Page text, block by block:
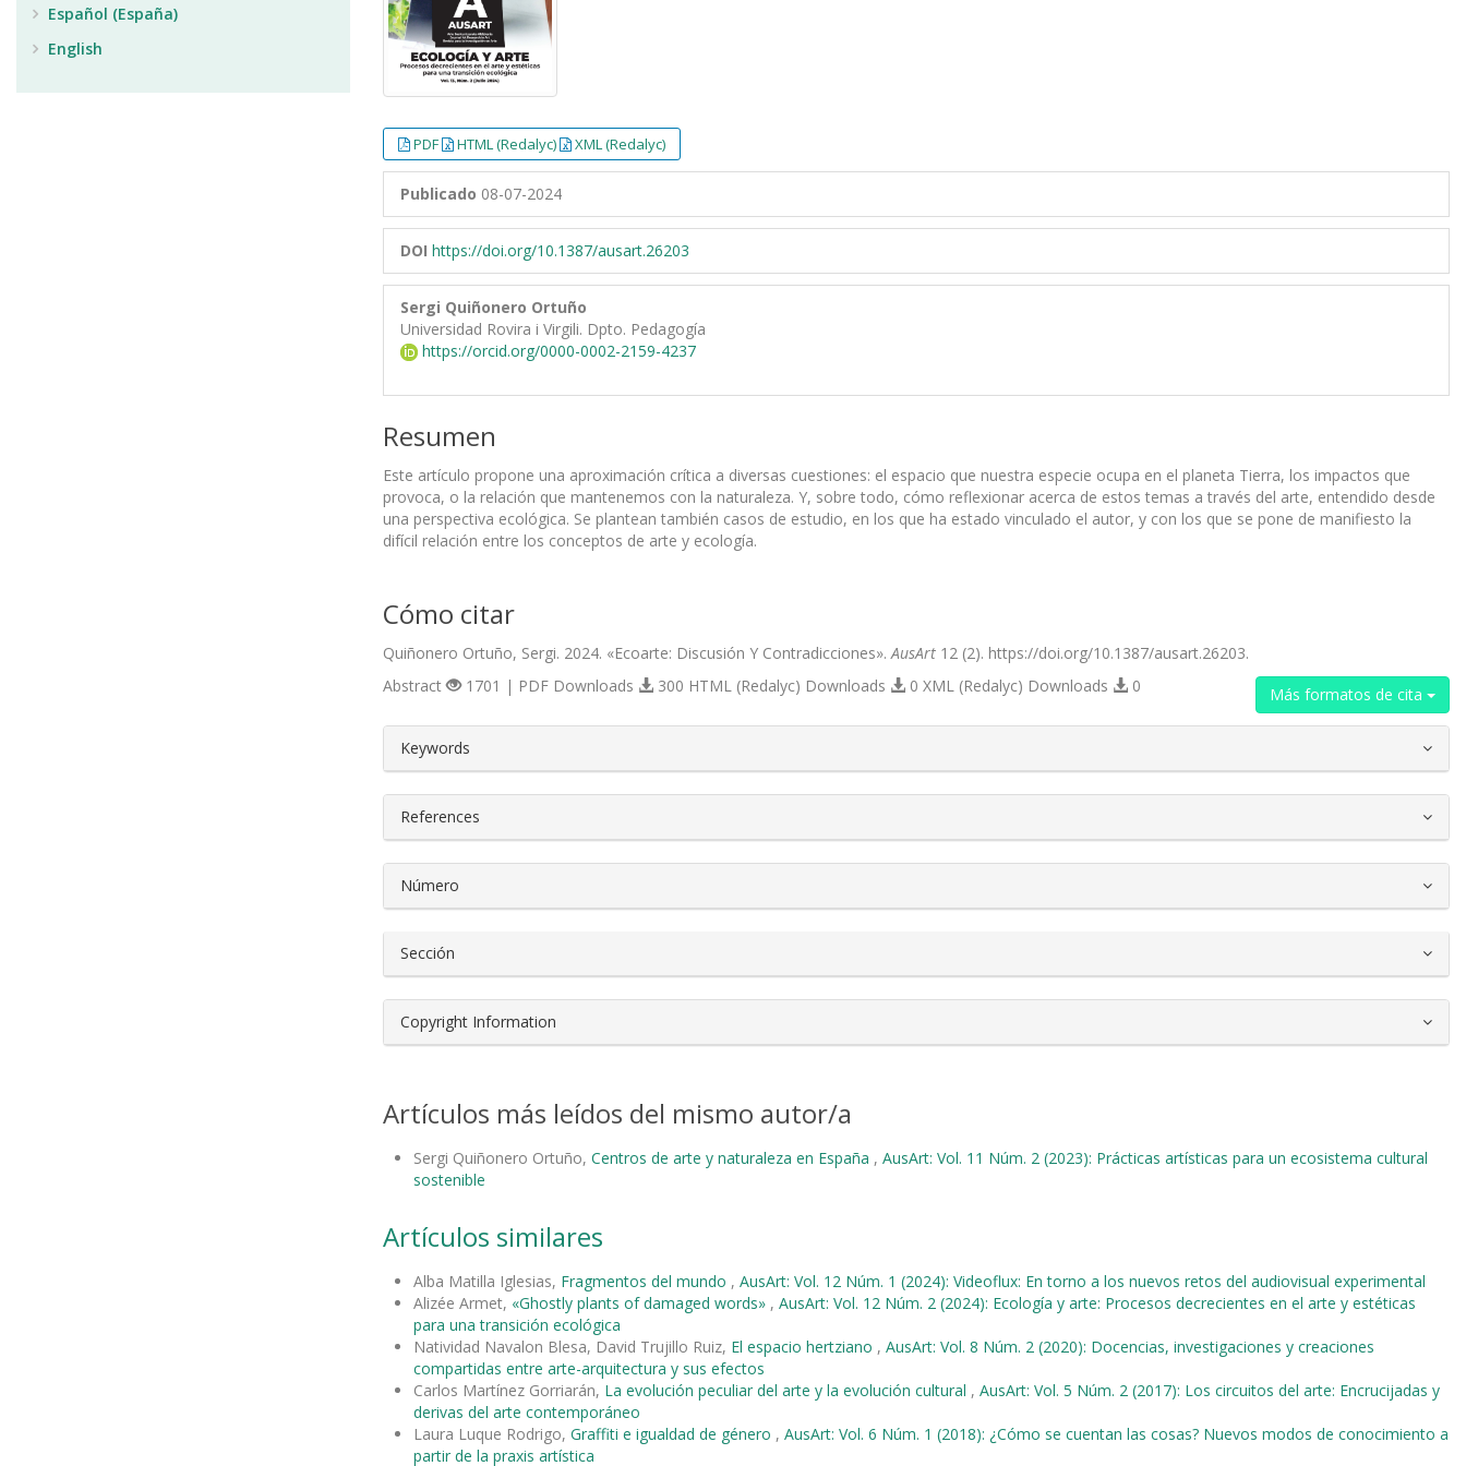
PDF HTML (Redalyc) XML (Redalyc)
Publicado 08-07-2024
DOI https://doi.org/10.1387/ausart.26203
Sergi Quiñonero Ortuño
Universidad Rovira i Virgili. Dpto. Pedagogía
https://orcid.org/0000-0002-2159-4237
Resumen
Este artículo propone una aproximación crítica a diversas cuestiones: el espacio que nuestra especie ocupa en el planeta Tierra, los impactos que
provoca, o la relación que mantenemos con la naturaleza. Y, sobre todo, cómo reflexionar acerca de estos temas a través del arte, entendido desde
una perspectiva ecológica. Se plantean también casos de estudio, en los que ha estado vinculado el autor, y con los que se pone de manifiesto la
difícil relación entre los conceptos de arte y ecología.
Cómo citar
Quiñonero Ortuño, Sergi. 2024. «Ecoarte: Discusión Y Contradicciones».AusArt 12 (2). https://doi.org/10.1387/ausart.26203.
Más formatos de cita
Abstract 1701 | PDF Downloads 300 HTML (Redalyc) Downloads 0 XML (Redalyc) Downloads 0
##plugins.themes.bootstrap3.article.details##
Keywords
References
Número
Sección
Copyright Information
Artículos más leídos del mismo autor/a
Sergi Quiñonero Ortuño, Centros de arte y naturaleza en España , AusArt: Vol. 11 Núm. 2 (2023): Prácticas artísticas para un ecosistema cultural
sostenible
Artículos similares
Alba Matilla Iglesias, Fragmentos del mundo , AusArt: Vol. 12 Núm. 1 (2024): Videoflux: En torno a los nuevos retos del audiovisual experimental
Alizée Armet, «Ghostly plants of damaged words» , AusArt: Vol. 12 Núm. 2 (2024): Ecología y arte: Procesos decrecientes en el arte y estéticas
para una transición ecológica
Natividad Navalon Blesa, David Trujillo Ruiz, El espacio hertziano , AusArt: Vol. 8 Núm. 2 (2020): Docencias, investigaciones y creaciones
compartidas entre arte-arquitectura y sus efectos
Carlos Martínez Gorriarán, La evolución peculiar del arte y la evolución cultural , AusArt: Vol. 5 Núm. 2 (2017): Los circuitos del arte: Encrucijadas y
derivas del arte contemporáneo
Laura Luque Rodrigo, Graffiti e igualdad de género , AusArt: Vol. 6 Núm. 1 (2018): ¿Cómo se cuentan las cosas? Nuevos modos de conocimiento a
partir de la praxis artística
Español (España)
English